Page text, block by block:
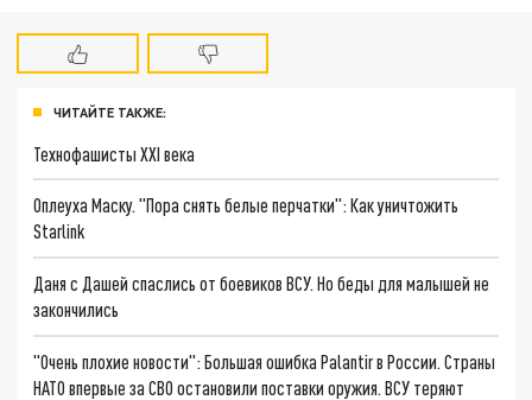
ЧИТАЙТЕ ТАКЖЕ:
Технофашисты XXI века
Оплеуха Маску. "Пора снять белые перчатки": Как уничтожить
Starlink
Даня с Дашей спаслись от боевиков ВСУ. Но беды для малышей не
закончились
"Очень плохие новости": Большая ошибка Palantir в России. Страны
НАТО впервые за СВО остановили поставки оружия. ВСУ теряют